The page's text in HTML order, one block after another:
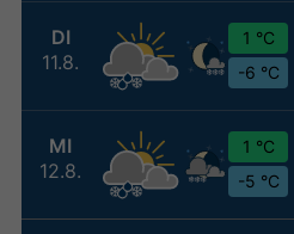
DI
11.8.
1 °C
-6 °C
MI
12.8.
1 °C
-5 °C